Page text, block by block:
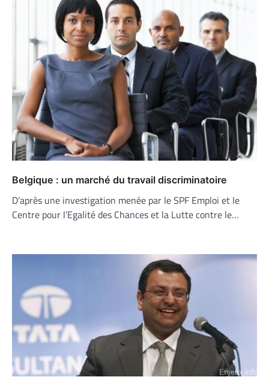
Belgique : un marché du travail discriminatoire
D’après une investigation menée par le SPF Emploi et le
Centre pour l’Egalité des Chances et la Lutte contre le…